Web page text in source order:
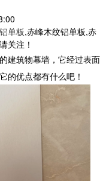
单板,赤峰木纹铝单板,赤
关注！
建筑物幕墙，它经过表面
的优点都有什么吧！